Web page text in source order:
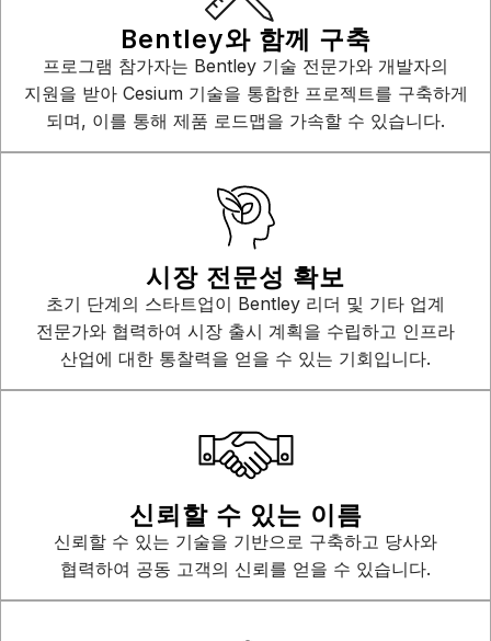
Bentley와 함께 구축
프로그램 참가자는 Bentley 기술 전문가와 개발자의
지원을 받아 Cesium 기술을 통합한 프로젝트를 구축하게
되며, 이를 통해 제품 로드맵을 가속할 수 있습니다.
시장 전문성 확보
초기 단계의 스타트업이 Bentley 리더 및 기타 업계
전문가와 협력하여 시장 출시 계획을 수립하고 인프라
산업에 대한 통찰력을 얻을 수 있는 기회입니다.
신뢰할 수 있는 이름
신뢰할 수 있는 기술을 기반으로 구축하고 당사와
협력하여 공동 고객의 신뢰를 얻을 수 있습니다.